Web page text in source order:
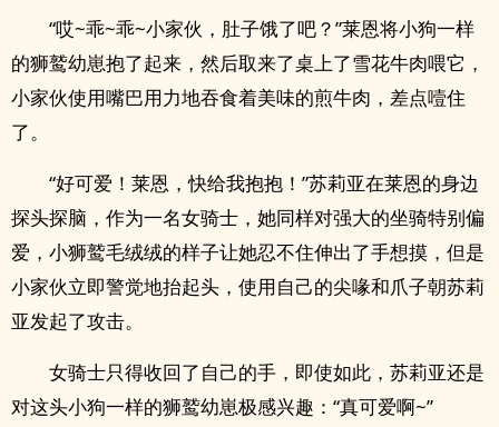
“哎~乖~乖~小家伙，肚子饿了吧？”莱恩将小狗一样
的狮鹫幼崽抱了起来，然后取来了桌上了雪花牛肉喂它，
小家伙使用嘴巴用力地吞食着美味的煎牛肉，差点噎住
了。
“好可爱！莱恩，快给我抱抱！”苏莉亚在莱恩的身边
探头探脑，作为一名女骑士，她同样对强大的坐骑特别偏
爱，小狮鹫毛绒绒的样子让她忍不住伸出了手想摸，但是
小家伙立即警觉地抬起头，使用自己的尖喙和爪子朝苏莉
亚发起了攻击。
女骑士只得收回了自己的手，即使如此，苏莉亚还是
对这头小狗一样的狮鹫幼崽极感兴趣：“真可爱啊~”